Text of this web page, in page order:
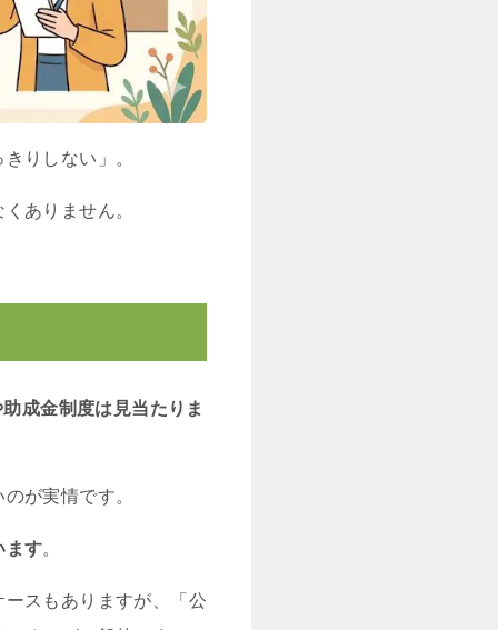
りしない」。
ありません。
成金制度は見当たりま
が実情です。
ます。
スもありますが、「公